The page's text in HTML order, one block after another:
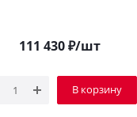
111 430₽/шт
В корзину